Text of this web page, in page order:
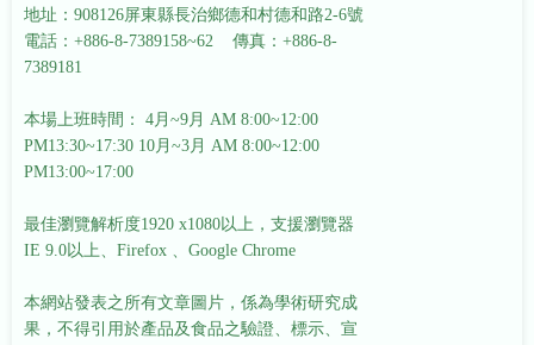
地址：908126屏東縣長治鄉德和村德和路2-6號
電話：+886-8-7389158~62 傳真：+886-8-
7389181
本場上班時間： 4月~9月 AM 8:00~12:00
PM13:30~17:30 10月~3月 AM 8:00~12:00
PM13:00~17:00
最佳瀏覽解析度1920 x1080以上，支援瀏覽器
IE 9.0以上、Firefox 、Google Chrome
本網站發表之所有文章圖片，係為學術研究成
果，不得引用於產品及食品之驗證、標示、宣